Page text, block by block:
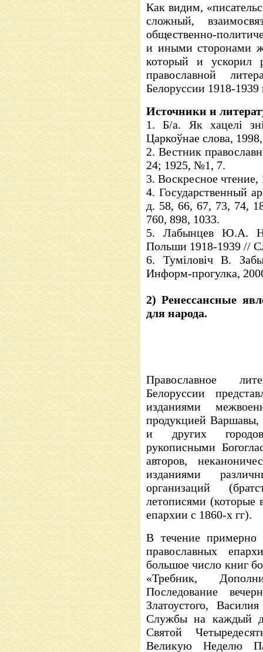
Как видим,
сложный,
общественно-
и иными сторонами
который и ускорил
православной
Белоруссии 1918-1939
Источники и
1. Б/а. Як хацелі
Царкоўнае слова,
2. Вестник
24; 1925, №1, 7.
3. Воскресное
4. Государственный
д. 58, 66, 67, 73, 74,
760, 898, 1033.
5. Лабынцев Ю.А.
Польши 1918-1939 //
6. Туміловіч В.
Информ-прогулка,
2) Ренессансные
для народа.
Православное
Белоруссии
изданиями
продукцией Варшавы,
и других
рукописными
авторов,
изданиями
организаций
летописями (которые
епархии с 1860-х гг).
В течение
православных
большое число книг
«Требник,
Последование
Златоустого,
Службы на каждый
Святой
Великую Неделю